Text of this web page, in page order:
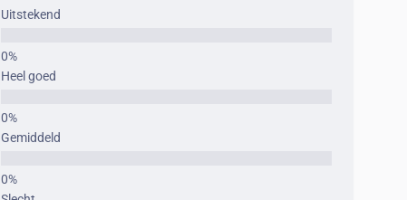
Uitstekend
Heel goed
Gemiddeld